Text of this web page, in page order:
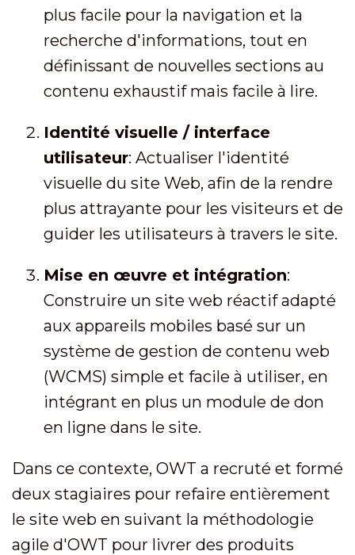
plus facile pour la navigation et la
recherche d'informations, tout en
définissant de nouvelles sections au
contenu exhaustif mais facile à lire.
Identité visuelle / interface
utilisateur: Actualiser l'identité
visuelle du site Web, afin de la rendre
plus attrayante pour les visiteurs et de
guider les utilisateurs à travers le site.
Mise en œuvre et intégration:
Construire un site web réactif adapté
aux appareils mobiles basé sur un
système de gestion de contenu web
(WCMS) simple et facile à utiliser, en
intégrant en plus un module de don
en ligne dans le site.
Dans ce contexte, OWT a recruté et formé
deux stagiaires pour refaire entièrement
le site web en suivant la méthodologie
agile d'OWT pour livrer des produits